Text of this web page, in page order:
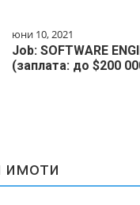
юни 10, 2021
Job: SOFTWARE
(заплата: до $200
имоти